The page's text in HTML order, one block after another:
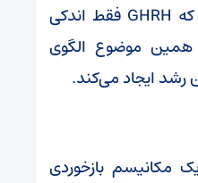
کاهش می‌یابد، در حالی که GHRH فقط اندکی
همین موضوع الگوی
رشد ایجاد می‌کند.
مکانیسم بازخوردی